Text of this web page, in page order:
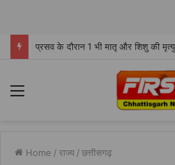
Menu
Home / राज्य / छत्तीसगढ़